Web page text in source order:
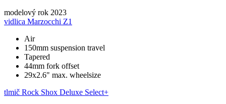
modelový rok 2023
vidlica Marzocchi Z1
Air
150mm suspension travel
Tapered
44mm fork offset
29x2.6" max. wheelsize
tlmič Rock Shox Deluxe Select+